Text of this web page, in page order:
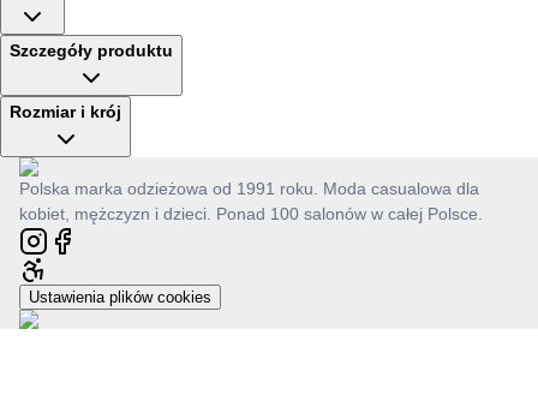
Szczegóły produktu
Rozmiar i krój
Polska marka odzieżowa od 1991 roku. Moda casualowa dla
kobiet, mężczyzn i dzieci. Ponad 100 salonów w całej Polsce.
Ustawienia plików cookies